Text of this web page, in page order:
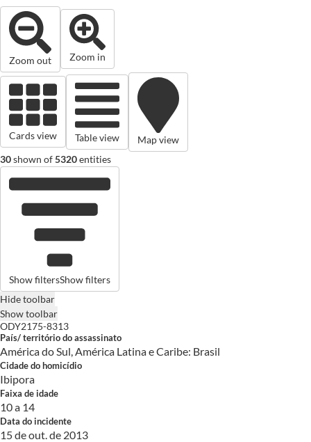
Zoom out Zoom in
Cards view Table view
Map view
30shown of5320entities
Show filtersShow filters
Hide toolbar
Show toolbar
ODY2175-8313
País/ território do assassinato
América do Sul, América Latina e Caribe: Brasil
Cidade do homicídio
Ibipora
Faixa de idade
10 a 14
Data do incidente
15 de out. de 2013